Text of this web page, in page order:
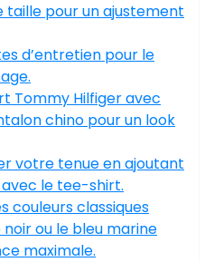
taille pour un ajustement
d’entretien pour le
Tommy Hilfiger avec
chino pour un look
votre tenue en ajoutant
le tee-shirt.
couleurs classiques
ou le bleu marine
maximale.